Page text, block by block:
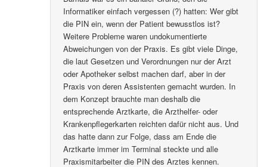
Informatiker einfach vergessen (?) hatten: Wer gibt
die PIN ein, wenn der Patient bewusstlos ist?
Weitere Probleme waren undokumentierte
Abweichungen von der Praxis. Es gibt viele Dinge,
die laut Gesetzen und Verordnungen nur der Arzt
oder Apotheker selbst machen darf, aber in der
Praxis von deren Assistenten gemacht wurden. In
dem Konzept brauchte man deshalb die
entsprechende Arztkarte, die Arzthelfer- oder
Krankenpflegerkarten reichten dafür nicht aus. Und
das hatte dann zur Folge, dass am Ende die
Arztkarte immer im Terminal steckte und alle
Praxismitarbeiter die PIN des Arztes kennen.